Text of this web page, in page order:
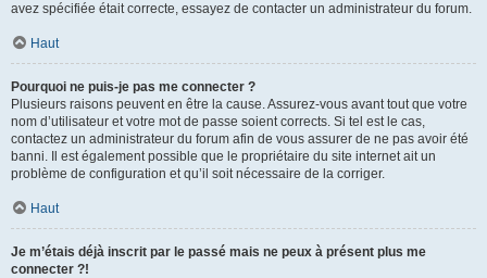
avez spécifiée était correcte, essayez de contacter un administrateur du forum.
Haut
Pourquoi ne puis-je pas me connecter ?
Plusieurs raisons peuvent en être la cause. Assurez-vous avant tout que votre
nom d’utilisateur et votre mot de passe soient corrects. Si tel est le cas,
contactez un administrateur du forum afin de vous assurer de ne pas avoir été
banni. Il est également possible que le propriétaire du site internet ait un
problème de configuration et qu’il soit nécessaire de la corriger.
Haut
Je m’étais déjà inscrit par le passé mais ne peux à présent plus me
connecter ?!